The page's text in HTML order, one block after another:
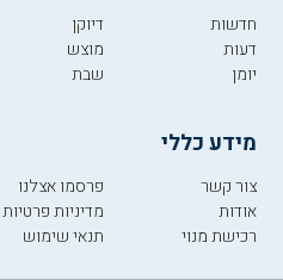
חדשות
דעות
יומן
דיוקן
מוצש
שבת
מידע כללי
צור קשר
אודות
רכישת מנוי
פרסמו אצלנו
מדיניות פרטיות
תנאי שימוש